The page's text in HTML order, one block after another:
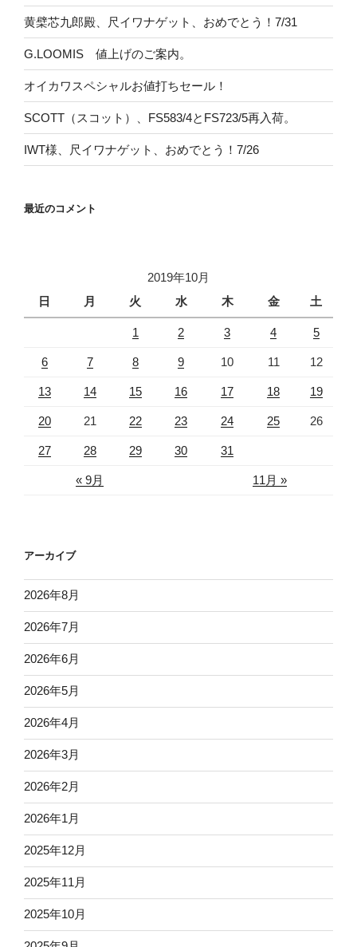
黄檗芯九郎殿、尺イワナゲット、おめでとう！7/31
G.LOOMIS 値上げのご案内。
オイカワスペシャルお値打ちセール！
SCOTT（スコット）、FS583/4とFS723/5再入荷。
IWT様、尺イワナゲット、おめでとう！7/26
最近のコメント
2019年10月
日
月 火 水 木 金 土
« 9月 11月 »
1 2 3 4 5
6 7 8 9 10 11 12
13 14 15 16 17 18 19
20 21 22 23 24 25 26
27 28 29 30 31
アーカイブ
2026年8月
2026年7月
2026年6月
2026年5月
2026年4月
2026年3月
2026年2月
2026年1月
2025年12月
2025年11月
2025年10月